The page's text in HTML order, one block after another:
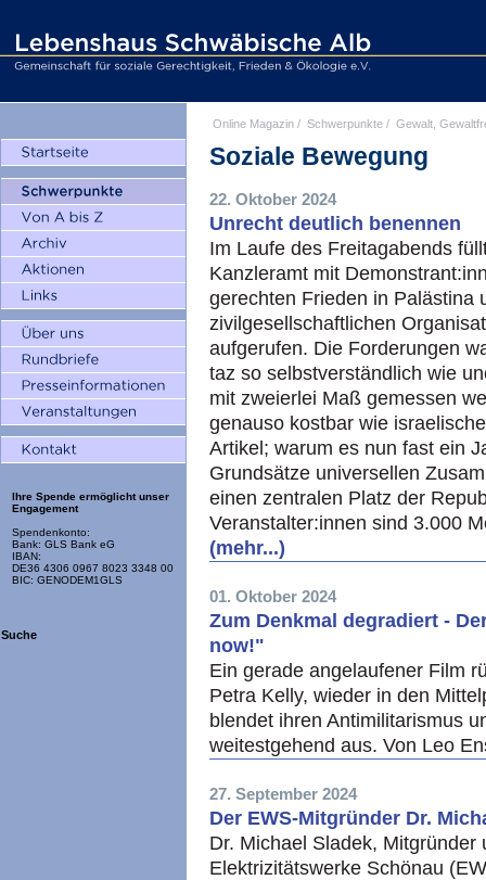
Ihre Spende ermöglicht unser
Engagement
Spendenkonto:
Bank: GLS Bank eG
IBAN:
DE36 4306 0967 8023 3348 00
BIC: GENODEM1GLS
Suche
Online Magazin / Schwerpunkte / Gewalt,
Soziale Bewegung
22. Oktober 2024
Unrecht deutlich benennen
Im Laufe des Freitagabends
Kanzleramt mit
gerechten Frieden in Palästina
zivilgesellschaftlichen
aufgerufen. Die Forderungen
taz so selbstverständlich wie
mit zweierlei Maß gemessen
genauso kostbar wie
Artikel; warum es nun fast ein
Grundsätze universellen
einen zentralen Platz der
Veranstalter:innen sind 3.000
(mehr...)
01. Oktober 2024
Zum Denkmal degradiert -
now!"
Ein gerade angelaufener Film
Petra Kelly, wieder in den
blendet ihren Antimilitarismus
weitestgehend aus. Von Leo
27. September 2024
Der EWS-Mitgründer Dr.
Dr. Michael Sladek,
Elektrizitätswerke Schönau